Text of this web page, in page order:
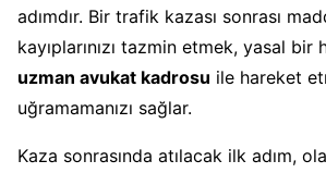
adımdır. Bir trafik kazası sonrası
kayıplarınızı tazmin etmek, yasal bir
uzman avukat kadrosu ile hareket
uğramamanızı sağlar.
Kaza sonrasında atılacak ilk adım,